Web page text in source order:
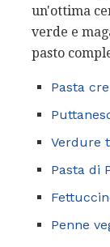
un'ottima
verde e
pasto
Pasta
Verdure
Pasta di
Penne